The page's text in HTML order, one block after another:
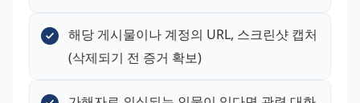
해당 게시물이나 계정의 URL, 스크린샷 캡처
(삭제되기 전 증거 확보)